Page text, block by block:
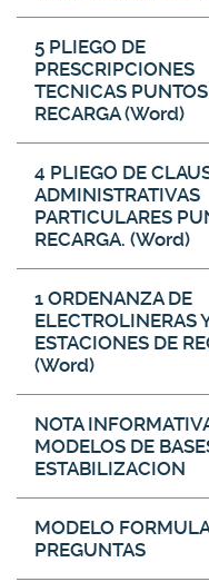
5 PLIEGO DE
PRESCRIPCIONES
TECNICAS
RECARGA (Word)
4 PLIEGO DE
ADMINISTRATIVAS
PARTICULARES
RECARGA. (Word)
1 ORDENANZA DE
ELECTROLINERAS
ESTACIONES DE
(Word)
NOTA
MODELOS DE
ESTABILIZACION
MODELO
PREGUNTAS